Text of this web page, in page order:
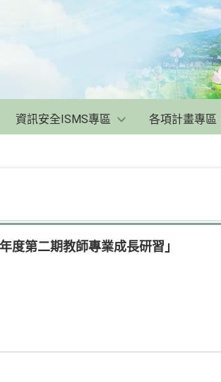
資訊安全ISMS專區 各項計畫專區
度第二期教師專業成長研習」